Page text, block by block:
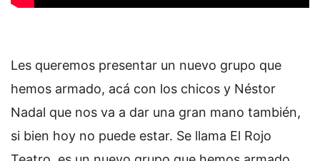
Les queremos presentar un nuevo grupo que
hemos armado, acá con los chicos y Néstor
Nadal que nos va a dar una gran mano también,
si bien hoy no puede estar. Se llama El Rojo